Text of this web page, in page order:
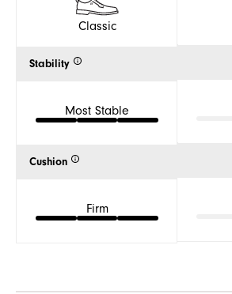
Classic
Stability
Most Stable
Cushion
Firm